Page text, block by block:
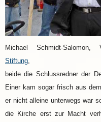
Michael Schmidt-Salomon,
Stiftung
beide die Schlussredner der
Einer kam sogar frisch aus
er nicht alleine unterwegs war
die Kirche erst zur Macht